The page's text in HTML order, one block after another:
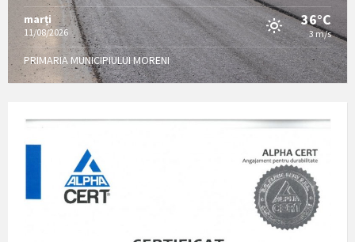
marți
11/08/2026
36°C
3 m/s
PRIMARIA MUNICIPIULUI MORENI